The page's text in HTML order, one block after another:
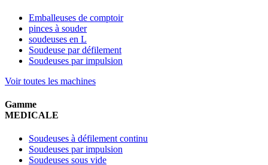
Emballeuses de comptoir
pinces à souder
soudeuses en L
Soudeuse par défilement
Soudeuses par impulsion
Voir toutes les machines
Gamme
MEDICALE
Soudeuses à défilement continu
Soudeuses par impulsion
Soudeuses sous vide